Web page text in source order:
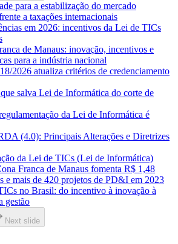
para a estabilização do mercado
a taxações internacionais
em 2026: incentivos da Lei de TICs
de Manaus: inovação, incentivos e
para a indústria nacional
2026 atualiza critérios de credenciamento
salva Lei de Informática do corte de
da Lei de Informática é
(4.0): Principais Alterações e Diretrizes
da Lei de TICs (Lei de Informática)
Franca de Manaus fomenta R$ 1,48
e mais de 420 projetos de PD&I em 2023
no Brasil: do incentivo à inovação à
gestão
Next slide